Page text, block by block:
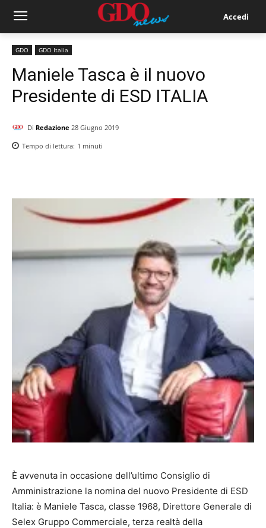
Accedi
GDO GDO Italia
Maniele Tasca è il nuovo
Presidente di ESD ITALIA
Di Redazione 28 Giugno 2019
Tempo di lettura: 1 minuti
È avvenuta in occasione dell’ultimo Consiglio di
Amministrazione la nomina del nuovo Presidente di ESD
Italia: è Maniele Tasca, classe 1968, Direttore Generale di
Selex Gruppo Commerciale, terza realtà della